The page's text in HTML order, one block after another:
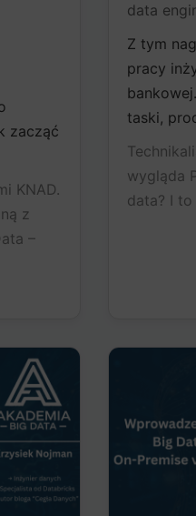
zacząć
KNAD.
z
–
data
Z tym
pracy
taski,
wygląda
data? I